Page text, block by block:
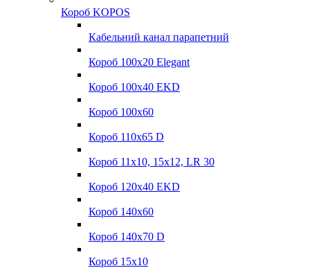
Короб KOPOS
Кабельний канал парапетний
Короб 100x20 Elegant
Короб 100x40 EKD
Короб 100x60
Короб 110x65 D
Короб 11x10, 15x12, LR 30
Короб 120x40 EKD
Короб 140x60
Короб 140x70 D
Короб 15x10